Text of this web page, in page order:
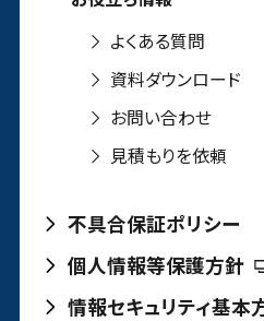
よくある質問
資料ダウンロード
お問い合わせ
見積もりを依頼
不具合保証ポリシー
個人情報等保護方針
情報セキュリティ基本